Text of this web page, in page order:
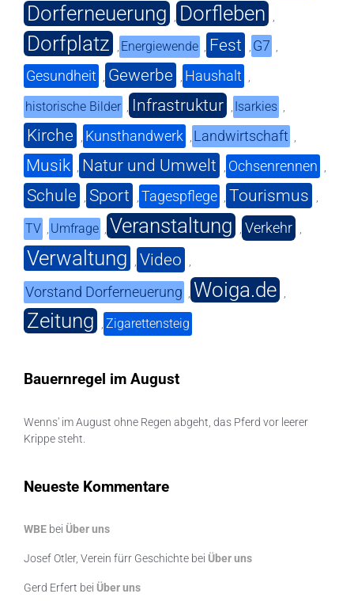
Dorferneuerung , Dorfleben ,
Dorfplatz , Energiewende , Fest , G7 ,
Gesundheit , Gewerbe , Haushalt ,
historische Bilder , Infrastruktur , Isarkies ,
Kirche , Kunsthandwerk , Landwirtschaft ,
Musik , Natur und Umwelt , Ochsenrennen ,
Schule , Sport , Tagespflege , Tourismus ,
TV , Umfrage , Veranstaltung , Verkehr ,
Verwaltung , Video ,
Vorstand Dorferneuerung , Woiga.de ,
Zeitung , Zigarettensteig
Bauernregel im August
Wenns' im August ohne Regen abgeht, das Pferd vor leerer
Krippe steht.
Neueste Kommentare
WBE bei Über uns
Josef Otler, Verein fürr Geschichte bei Über uns
Gerd Erfert bei Über uns